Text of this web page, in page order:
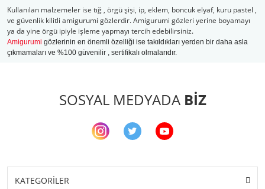
Kullanılan malzemeler ise tığ , örgü şişi, ip, eklem, boncuk elyaf, kuru pastel ,
ve güvenlik kilitli amigurumi gözlerdir. Amigurumi gözleri yerine boyamayı
ya da yine örgü ipiyle işleme yapmayı tercih edebilirsiniz.
Amigurumi gözlerinin en önemli özelliği ise takıldıkları yerden bir daha asla
çıkmamaları ve %100 güvenilir , sertifikalı olmalarıdır.
SOSYAL MEDYADA BİZ
KATEGORİLER